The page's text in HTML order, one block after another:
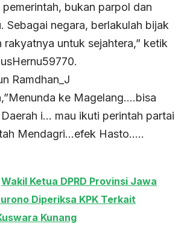
bukan parpol dan
Sebagai negara, berlakulah bijak
rakyatnya untuk sejahtera,” ketik
Ramdhan_J
ke Magelang….bisa
i… mau ikuti perintah partai
Mendagri…efek Hasto…..
Wakil Ketua DPRD Provinsi Jawa
Diperiksa KPK Terkait
Kunang